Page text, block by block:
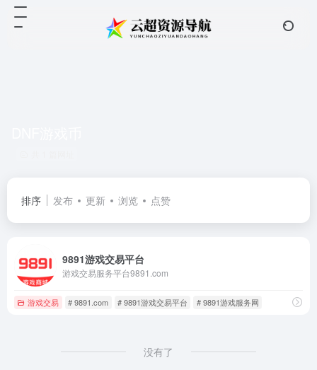
排序 发布 更新 浏览 点赞
9891游戏交易平台
游戏交易服务平台9891.com
游戏交易 # 9891.com # 9891游戏交易平台 # 9891游戏服务网
没有了